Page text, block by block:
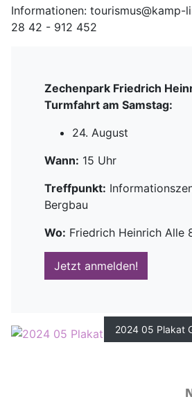
Informationen:
28 42 - 912 452
Zechenpark Friedrich
Turmfahrt am Samstag:
24. August
Wann: 15 Uhr
Treffpunkt:
Bergbau
Wo: Friedrich Heinrich Alle
Jetzt anmelden!
2024 05 Plakat